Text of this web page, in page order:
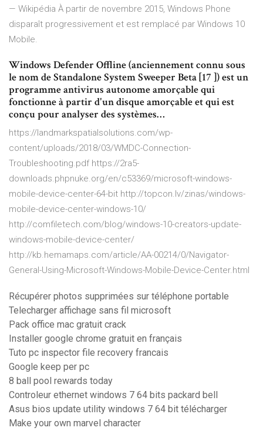
— Wikipédia À partir de novembre 2015, Windows Phone
disparaît progressivement et est remplacé par Windows 10
Mobile.
Windows Defender Offline (anciennement connu sous
le nom de Standalone System Sweeper Beta [17 ]) est un
programme antivirus autonome amorçable qui
fonctionne à partir d'un disque amorçable et qui est
conçu pour analyser des systèmes…
https://landmarkspatialsolutions.com/wp-
content/uploads/2018/03/WMDC-Connection-
Troubleshooting.pdf https://2ra5-
downloads.phpnuke.org/en/c53369/microsoft-windows-
mobile-device-center-64-bit http://topcon.lv/zinas/windows-
mobile-device-center-windows-10/
http://comfiletech.com/blog/windows-10-creators-update-
windows-mobile-device-center/
http://kb.hemamaps.com/article/AA-00214/0/Navigator-
General-Using-Microsoft-Windows-Mobile-Device-Center.html
Récupérer photos supprimées sur téléphone portable
Telecharger affichage sans fil microsoft
Pack office mac gratuit crack
Installer google chrome gratuit en français
Tuto pc inspector file recovery francais
Google keep per pc
8 ball pool rewards today
Controleur ethernet windows 7 64 bits packard bell
Asus bios update utility windows 7 64 bit télécharger
Make your own marvel character